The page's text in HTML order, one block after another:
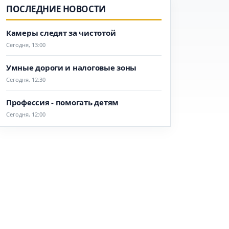
ПОСЛЕДНИЕ НОВОСТИ
Камеры следят за чистотой
Сегодня, 13:00
Умные дороги и налоговые зоны
Сегодня, 12:30
Профессия - помогать детям
Сегодня, 12:00